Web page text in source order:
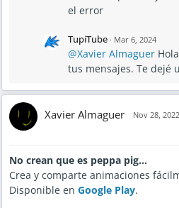
el error
TupiTube · Mar 6, 2024
@Xavier Almaguer
tus mensajes. Te dejé
Xavier Almaguer Nov 28, 2022
No crean que es peppa pig...
Crea y comparte animaciones
Disponible en Google Play.